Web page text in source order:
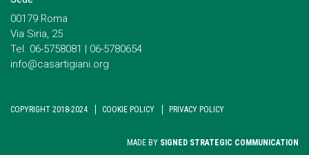
00179 Roma
Via Siria, 25
Tel. 06-5758081 | 06-5780654
info@casartigiani.org
COPYRIGHT 2018-2024 COOKIE POLICY PRIVACY POLICY
MADE BY SIGNED STRATEGIC COMMUNICATION